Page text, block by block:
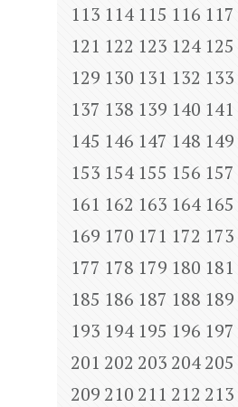
113 114 115 116 117
121 122 123 124 125
129 130 131 132 133
137 138 139 140 141
145 146 147 148 149
153 154 155 156 157
161 162 163 164 165
169 170 171 172 173
177 178 179 180 181
185 186 187 188 189
193 194 195 196 197
201 202 203 204205
209 210 211 212 213